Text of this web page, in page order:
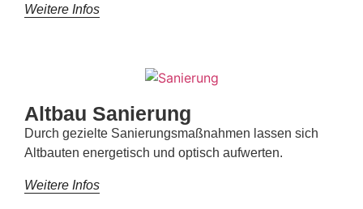
Weitere Infos
Altbau Sanierung
Durch gezielte Sanierungsmaßnahmen lassen sich
Altbauten energetisch und optisch aufwerten.
Weitere Infos